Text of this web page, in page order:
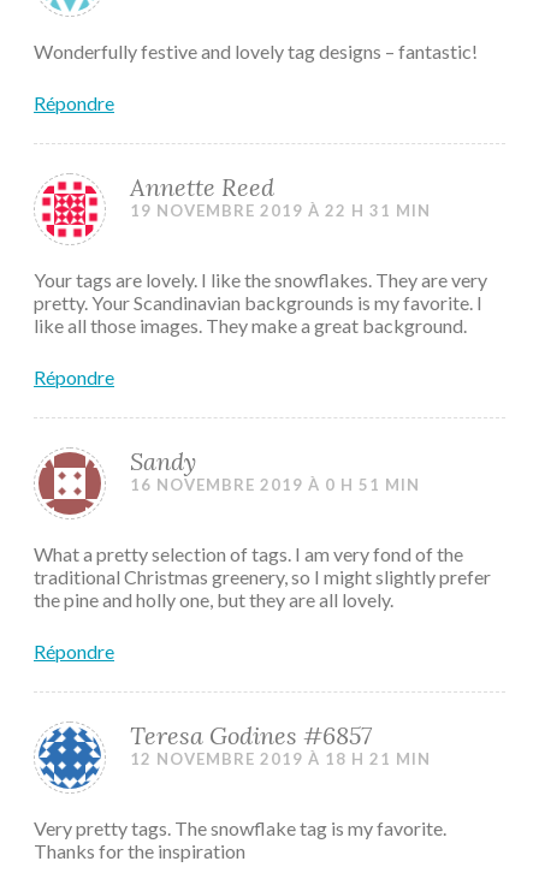
Wonderfully festive and lovely tag designs – fantastic!
Répondre
Annette Reed
19 NOVEMBRE 2019 À 22 H 31 MIN
Your tags are lovely. I like the snowflakes. They are very
pretty. Your Scandinavian backgrounds is my favorite. I
like all those images. They make a great background.
Répondre
Sandy
16 NOVEMBRE 2019 À 0 H 51 MIN
What a pretty selection of tags. I am very fond of the
traditional Christmas greenery, so I might slightly prefer
the pine and holly one, but they are all lovely.
Répondre
Teresa Godines #6857
12 NOVEMBRE 2019 À 18 H 21 MIN
Very pretty tags. The snowflake tag is my favorite.
Thanks for the inspiration